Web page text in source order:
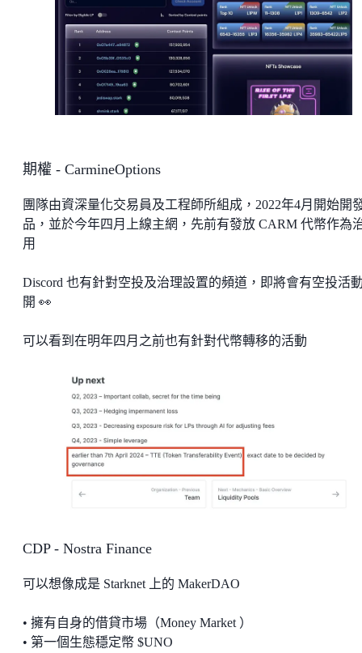
期權 - CarmineOptions
團隊由資深量化交易員及工程師所組成，2022年4月開始開
品，並於今年四月上線主網，先前有發放 CARM 代幣作為
用
Discord 也有針對空投及治理設置的頻道，即將會有空投活
開 👀
可以看到在明年四月之前也有針對代幣轉移的活動
CDP - Nostra Finance
可以想像成是 Starknet 上的 MakerDAO
• 擁有自身的借貸市場（Money Market ）
• 第一個生態穩定幣 $UNO